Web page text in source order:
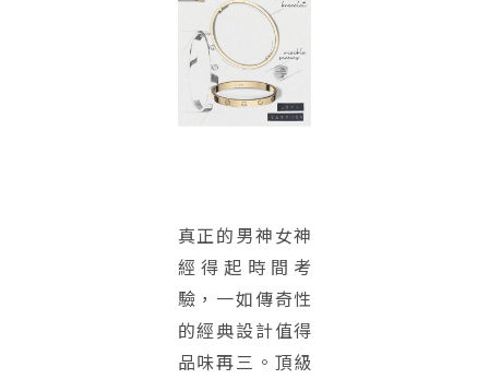
真正的男神女神
經得起時間考
驗，一如傳奇性
的經典設計值得
品味再三。頂級